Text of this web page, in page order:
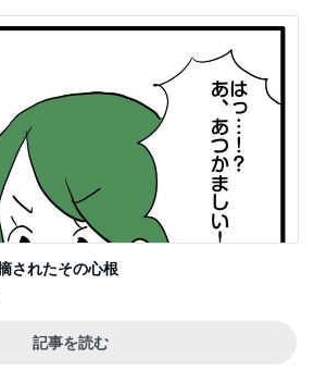
されたその心根
記事を読む